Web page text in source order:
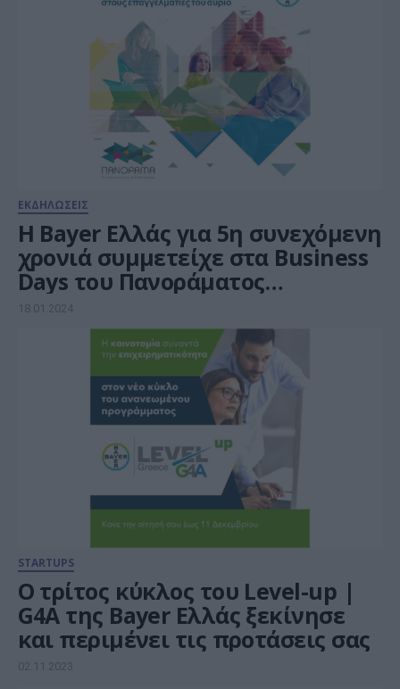
ΕΚΔΗΛΩΣΕΙΣ
Η Bayer Ελλάς για 5η συνεχόμενη
χρονιά συμμετείχε στα Business
Days του Πανοράματος
Επιχειρηματικότητας και
Σταδιοδρομίας
18.01.2024
STARTUPS
O τρίτος κύκλος του Level-up |
G4A της Bayer Ελλάς ξεκίνησε
και περιμένει τις προτάσεις σας
02.11.2023